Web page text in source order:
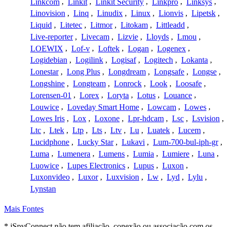
Linovision , Linq , Linudix , Linux , Lionvis , Lipetsk ,
Liquid , Litetec , Litmor , Litokam , Littleadd ,
Live-reporter , Livecam , Lizvie , Lloyds , Lmou ,
LOEWIX , Lof-v , Loftek , Logan , Logenex ,
Logidebian , Logilink , Logisaf , Logitech , Lokanta ,
Lonestar , Long Plus , Longdream , Longsafe , Longse ,
Longshine , Longteam , Lonrock , Look , Loosafe ,
Lorensen-01 , Lorex , Loryta , Lotus , Louance ,
Louwice , Loveday Smart Home , Lowcam , Lowes ,
Lowes Iris , Lox , Loxone , Lpr-hdcam , Lsc , Lsvision ,
Ltc , Ltek , Ltp , Lts , Ltv , Lu , Luatek , Lucem ,
Lucidphone , Lucky Star , Lukavi , Lum-700-bul-iph-gr ,
Luma , Lumenera , Lumens , Lumia , Lumiere , Luna ,
Luowice , Lupes Electronics , Lupus , Luxon ,
Luxonvideo , Luxor , Luxvision , Lw , Lyd , Lylu ,
Lynstan
Mais Fontes